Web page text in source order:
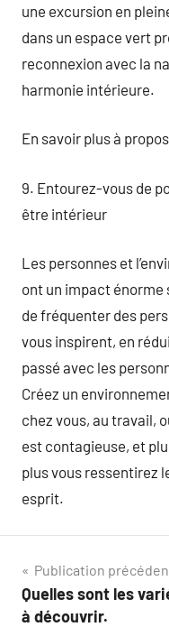
une excursion en
dans un espace vert
reconnexion avec la
harmonie intérieure.
En savoir plus à
9. Entourez-vous de
être intérieur
Les personnes et
ont un impact
de fréquenter des
vous inspirent, en
passé avec les
Créez un
chez vous, au travail,
est contagieuse, et
plus vous ressentirez
esprit.
Navigation
de
Publication
Quelles sont les
à découvrir.